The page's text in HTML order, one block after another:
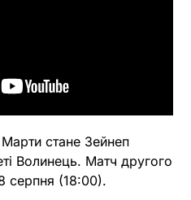
стане Зейнеп
Волинець. Матч другого
серпня (18:00).